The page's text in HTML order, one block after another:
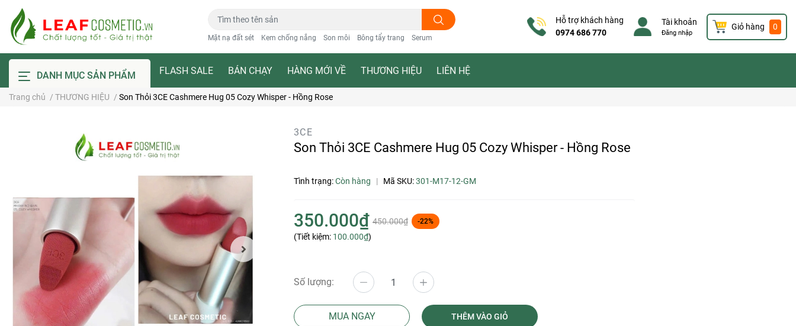
Mặt nạ đất sét Kem chống nắng Son môi Bông tẩy trang Serum
Hỗ trợ khách hàng
0974 686 770
Tài khoản
Đăng nhập
Giỏ hàng 0
DANH MỤC SẢN PHẨM FLASH SALE BÁN CHẠY HÀNG MỚI VỀ THƯƠNG HIỆU LIÊN HỆ
Trang chủ / THƯƠNG HIỆU / Son Thỏi 3CE Cashmere Hug 05 Cozy Whisper - Hồng Rose
3CE
Son Thỏi 3CE Cashmere Hug 05 Cozy Whisper - Hồng Rose
Tình trạng:Còn hàng | Mã SKU:301-M17-12-GM
350.000₫ 450.000₫ -22%
(Tiết kiệm: 100.000₫)
Số lượng:
MUA NGAY THÊM VÀO GIỎ